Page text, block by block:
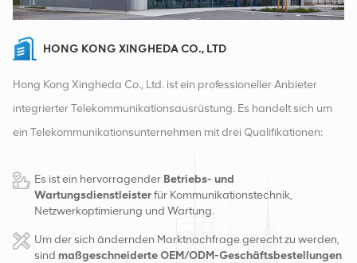
HONG KONG XINGHEDA CO., LTD
Hong Kong Xingheda Co., Ltd. ist ein professioneller Anbieter
integrierter Telekommunikationsausrüstung. Es handelt sich um
ein Telekommunikationsunternehmen mit drei Qualifikationen:
das Unternehmen über zwei intelligente Lager und
Fabrikvertriebszentren in Changsha und Hongkong. Im Jahr
Changsha, China. Mit Sitz in China betreiben wir internationale
Es ist ein hervorragender Betriebs- und
Wartungsdienstleisterfür Kommunikationstechnik,
Netzwerkoptimierung und Wartung.
Um der sich ändernden Marktnachfrage gerecht zu werden,
sindmaßgeschneiderte OEM/ODM-Geschäftsbestellungen